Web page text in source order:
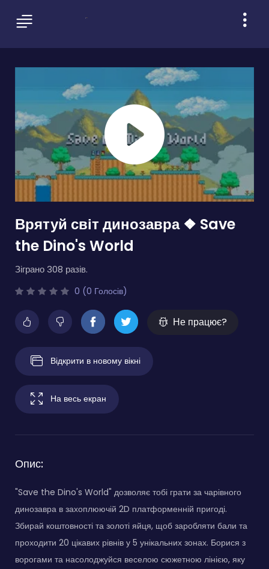
Врятуй світ динозавра ❖ Save
the Dino's World
Зіграно 308 разів.
0 (0 Голосів)
Не працює?
Відкрити в новому вікні
На весь екран
Опис:
"Save the Dino's World" дозволяє тобі грати за чарівного
динозавра в захоплюючій 2D платформенній пригоді.
Збирай коштовності та золоті яйця, щоб заробляти бали та
проходити 20 цікавих рівнів у 5 унікальних зонах. Борися з
ворогами та насолоджуйся веселою сюжетною лінією, яку